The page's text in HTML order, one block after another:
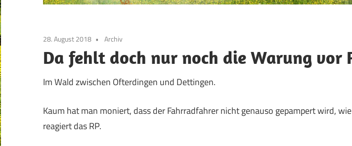
28. August 2018 Archiv
Da fehlt doch nur noch die Warung vor
Im Wald zwischen Ofterdingen und Dettingen.
Kaum hat man moniert, dass der Fahrradfahrer nicht genauso gepampert wird,
reagiert das RP.